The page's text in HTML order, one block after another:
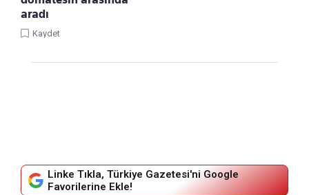
aradı
Kaydet
Linke Tıkla, Türkiye Gazetesi'ni Google
Favorilerine Ekle!